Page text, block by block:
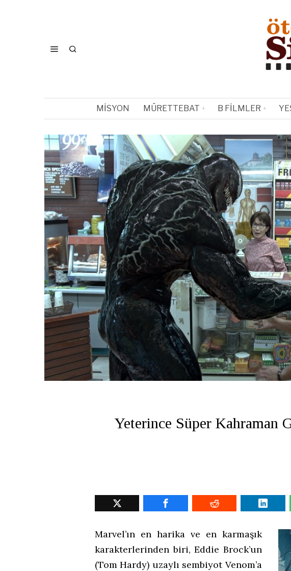
MISYON MÜRETTEBAT B FILMLER
Yeterince Süper Kahraman
Marvel’ın en harika ve en karmaşık
karakterlerinden biri, Eddie Brock’un
(Tom Hardy) uzaylı sembiyot Venom’a